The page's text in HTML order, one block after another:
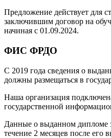
Предложение действует для
заключившим договор на
начиная с 01.09.2024.
ФИС ФРДО
С 2019 года сведения о
должны размещаться в
Наша организация
государственной
Данные о выданном дипломе
течение 2 месяцев после его